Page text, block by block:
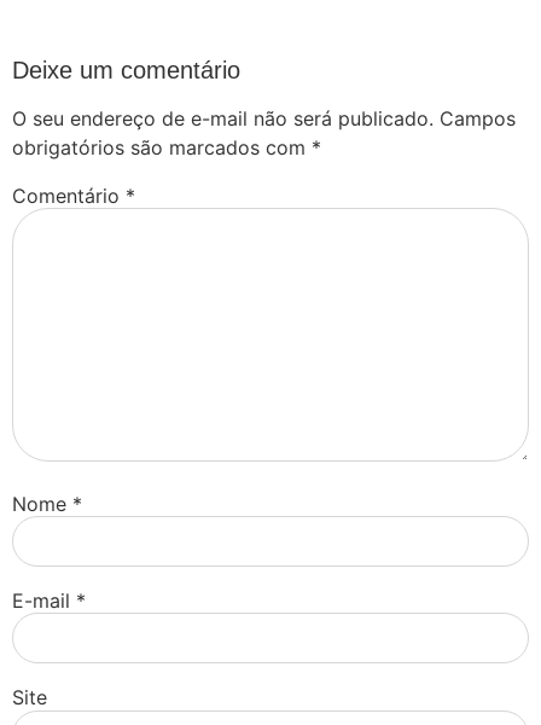
Deixe um comentário
O seu endereço de e-mail não será publicado. Campos
obrigatórios são marcados com *
Comentário *
Nome *
E-mail *
Site